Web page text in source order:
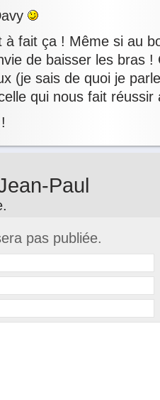
à fait ça ! Même si au
de baisser les bras !
(je sais de quoi je
qui nous fait réussir
Paul
pas publiée.